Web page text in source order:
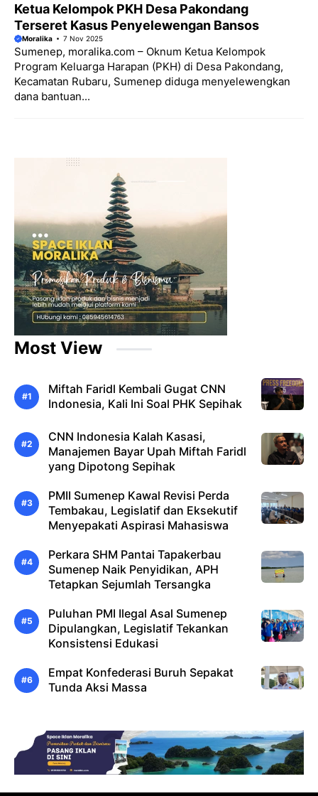
Ketua Kelompok PKH Desa Pakondang
Terseret Kasus Penyelewengan Bansos
Moralika 7 Nov 2025
Sumenep, moralika.com – Oknum Ketua Kelompok
Program Keluarga Harapan (PKH) di Desa Pakondang,
Kecamatan Rubaru, Sumenep diduga menyelewengkan
dana bantuan...
Most View
Miftah Faridl Kembali Gugat CNN
Indonesia, Kali Ini Soal PHK Sepihak
CNN Indonesia Kalah Kasasi,
Manajemen Bayar Upah Miftah Faridl
yang Dipotong Sepihak
PMII Sumenep Kawal Revisi Perda
Tembakau, Legislatif dan Eksekutif
Menyepakati Aspirasi Mahasiswa
Perkara SHM Pantai Tapakerbau
Sumenep Naik Penyidikan, APH
Tetapkan Sejumlah Tersangka
Puluhan PMI Ilegal Asal Sumenep
Dipulangkan, Legislatif Tekankan
Konsistensi Edukasi
Empat Konfederasi Buruh Sepakat
Tunda Aksi Massa